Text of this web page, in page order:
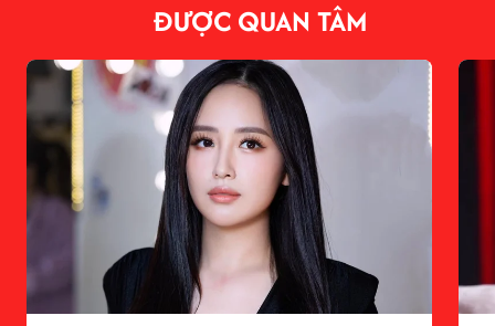
ĐƯỢC QUAN TÂM